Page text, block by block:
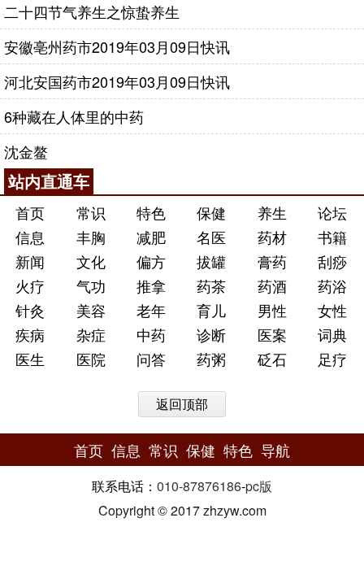
二十四节气养生之惊蛰养生
安徽亳州药市2019年03月09日快讯
河北安国药市2019年03月09日快讯
6种藏在人体里的中药
沈金鳌
站内直通车
首页 常识 特色 保健 养生
论坛
信息
丰胸 减肥 名医 药材
书籍
新闻
文化 偏方 拔罐 膏药
刮痧
火疗
气功 推拿 药茶 药酒
药浴
针灸
美容 老年 育儿 男性
女性
疾病
杂症 中药 诊断 医案
词典
医生
医院 问答 药粥 砭石 足疗
返回顶部
首页 信息 常识 保健 特色 导航
联系电话： 010-87876186-pc版
Copyright © 2017 zhzyw.com